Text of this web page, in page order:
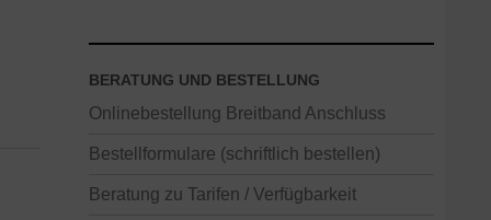
BERATUNG UND BESTELLUNG
Onlinebestellung Breitband Anschluss
Bestellformulare (schriftlich bestellen)
Beratung zu Tarifen / Verfügbarkeit